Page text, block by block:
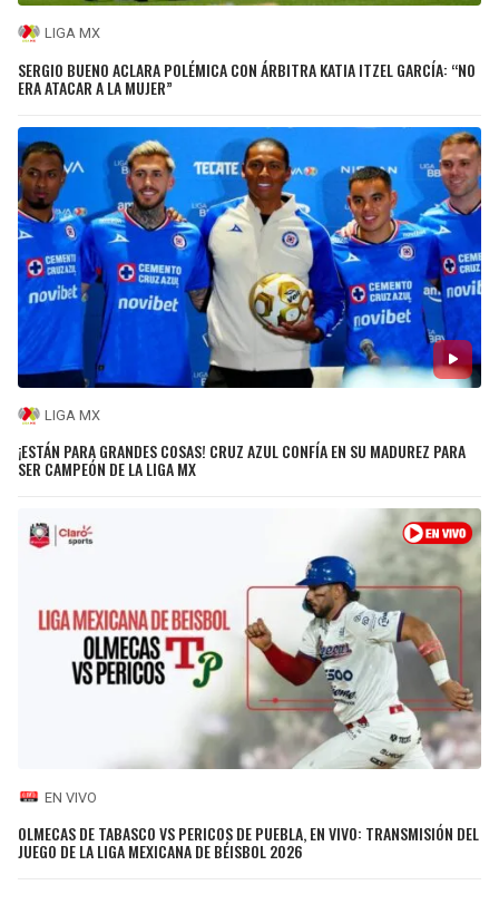
LIGA MX
SERGIO BUENO ACLARA POLÉMICA CON ÁRBITRA KATIA ITZEL GARCÍA: “NO
ERA ATACAR A LA MUJER”
LIGA MX
¡ESTÁN PARA GRANDES COSAS! CRUZ AZUL CONFÍA EN SU MADUREZ PARA
SER CAMPEÓN DE LA LIGA MX
EN VIVO
OLMECAS DE TABASCO VS PERICOS DE PUEBLA, EN VIVO: TRANSMISIÓN DEL
JUEGO DE LA LIGA MEXICANA DE BÉISBOL 2026